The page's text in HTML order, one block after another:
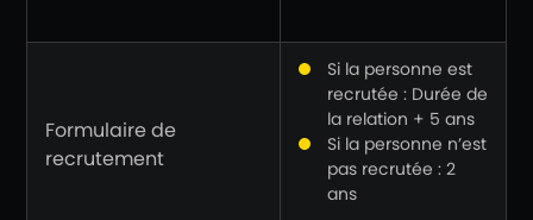
Formulaire de
recrutement
Si la personne est
recrutée : Durée de
la relation + 5 ans
Si la personne n’est
pas recrutée : 2
ans